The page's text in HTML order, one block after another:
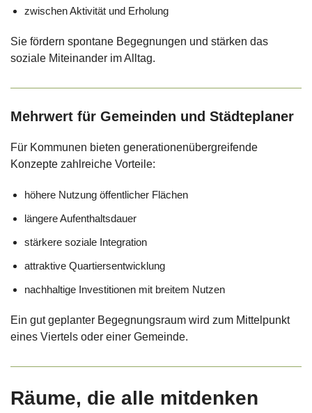
zwischen Aktivität und Erholung
Sie fördern spontane Begegnungen und stärken das
soziale Miteinander im Alltag.
Mehrwert für Gemeinden und Städteplaner
Für Kommunen bieten generationenübergreifende
Konzepte zahlreiche Vorteile:
höhere Nutzung öffentlicher Flächen
längere Aufenthaltsdauer
stärkere soziale Integration
attraktive Quartiersentwicklung
nachhaltige Investitionen mit breitem Nutzen
Ein gut geplanter Begegnungsraum wird zum Mittelpunkt
eines Viertels oder einer Gemeinde.
Räume, die alle mitdenken